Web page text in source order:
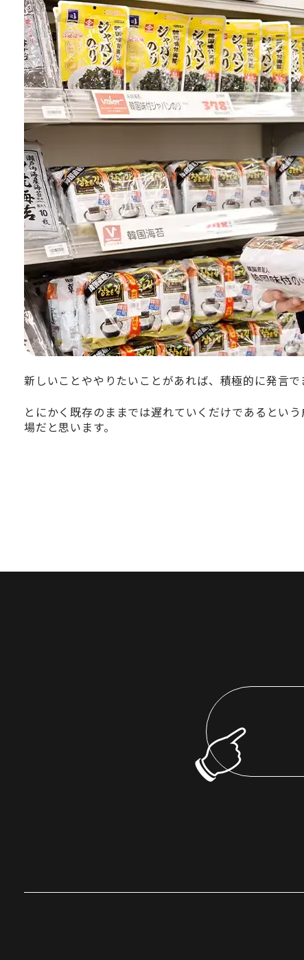
新しいことややりたいことがあれば、積極的に発言
とにかく既存のままでは遅れていくだけであるとい
場だと思います。